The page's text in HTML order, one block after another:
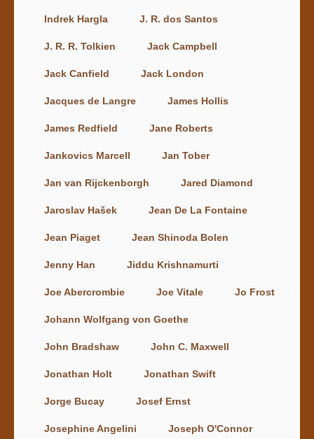
Indrek Hargla J. R. dos Santos
J. R. R. Tolkien Jack Campbell
Jack Canfield Jack London
Jacques de Langre James Hollis
James Redfield Jane Roberts
Jankovics Marcell Jan Tober
Jan van Rijckenborgh Jared Diamond
Jaroslav Hašek Jean De La Fontaine
Jean Piaget Jean Shinoda Bolen
Jenny Han Jiddu Krishnamurti
Joe Abercrombie Joe Vitale Jo Frost
Johann Wolfgang von Goethe
John Bradshaw John C. Maxwell
Jonathan Holt Jonathan Swift
Jorge Bucay Josef Ernst
Josephine Angelini Joseph O'Connor